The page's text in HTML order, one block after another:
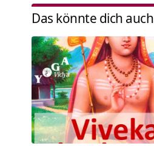
Das könnte dich